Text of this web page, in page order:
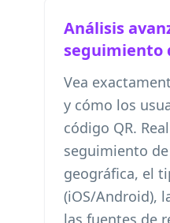
Análisis
seguimiento
Vea
y cómo los
código QR.
seguimiento
geográfica, el
(iOS/Android),
las fuentes de